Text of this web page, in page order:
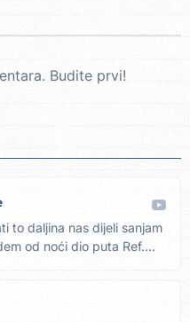
Budite prvi!
to daljina nas dijeli sanjam
od noći dio puta Ref....